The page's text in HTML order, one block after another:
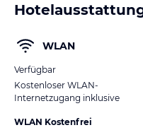
WLAN
Verfügbar
Kostenloser WLAN-
Internetzugang inklusive
WLAN Kostenfrei